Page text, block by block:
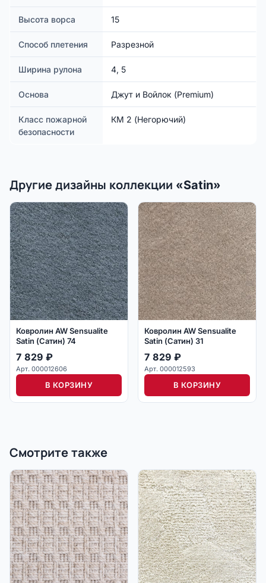
Высота ворса 15
Способ плетения Разрезной
Ширина рулона 4, 5
Основа Джут и Войлок (Premium)
Класс пожарной
безопасности
КМ 2 (Негорючий)
Другие дизайны коллекции «Satin»
Ковролин AW Sensualite
Satin (Сатин) 74
7 829 ₽
Арт. 000012606
В КОРЗИНУ
Ковролин AW Sensualite
Satin (Сатин) 31
7 829 ₽
Арт. 000012593
В КОРЗИНУ
Смотрите также